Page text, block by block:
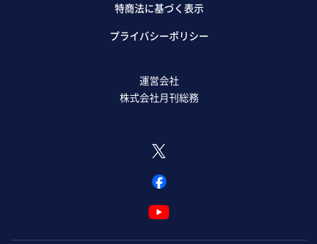
特商法に基づく表示
プライバシーポリシー
運営会社
株式会社月刊総務